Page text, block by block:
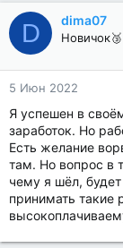
D dima07
Новичок🥉
5 Июн 2022
Я успешен в
заработок. Но
Есть желание
там. Но вопрос в
чему я шёл,
принимать такие